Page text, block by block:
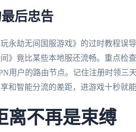
后忠告
永劫无间国服游戏》的过时教程误
》竟比某些本地服还流畅。重点检
用户的路由节点。记住注册时领三
智能分流的差距，进游戏十秒就能
离不再是束缚